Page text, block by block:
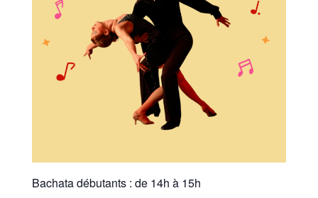
Bachata débutants : de 14h à 15h